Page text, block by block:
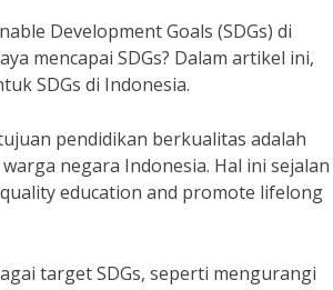
Development Goals (SDGs) di
mencapai SDGs? Dalam artikel ini,
SDGs di Indonesia.
pendidikan berkualitas adalah
negara Indonesia. Hal ini sejalan
education and promote lifelong
target SDGs, seperti mengurangi